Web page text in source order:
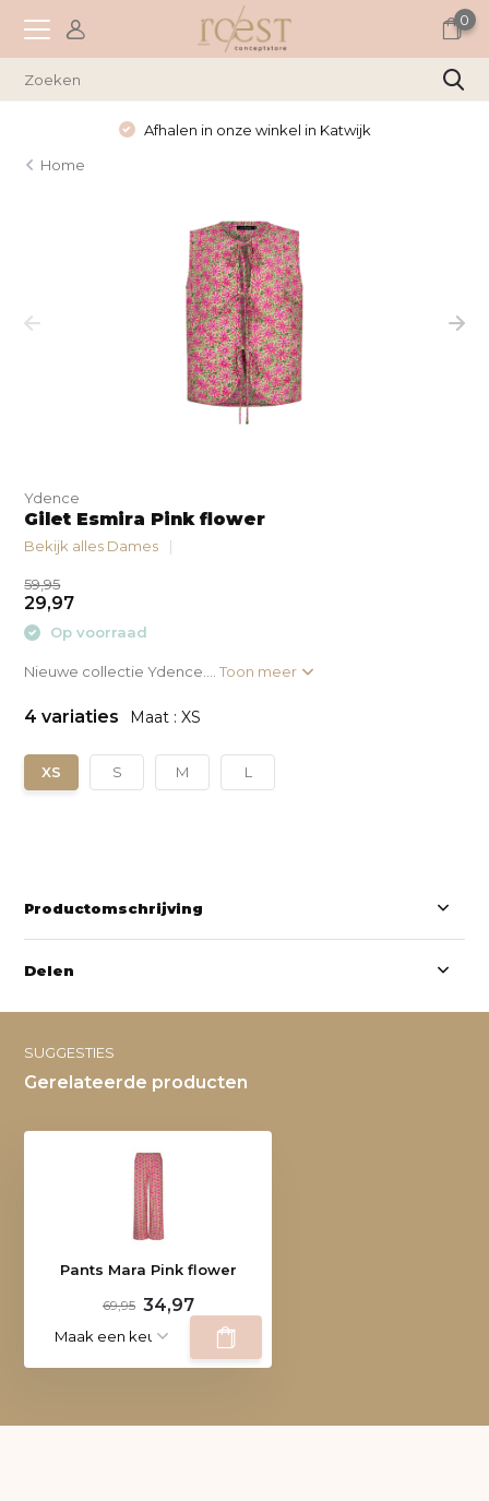
0
Afhalen in onze winkel in Katwijk
Home
Ydence
Gilet Esmira Pink flower
Bekijk alles Dames
59,95
29,97
Op voorraad
Nieuwe collectie Ydence....Toon meer
4 variaties Maat : XS
XS S M L
Productomschrijving
Delen
SUGGESTIES
Gerelateerde producten
Pants Mara Pink flower
69,95 34,97